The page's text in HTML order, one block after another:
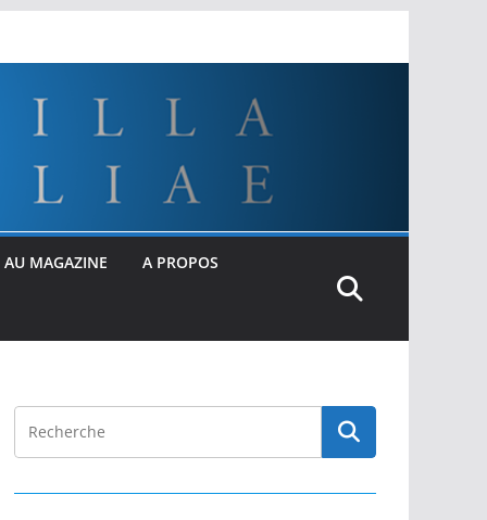
AU MAGAZINE A PROPOS